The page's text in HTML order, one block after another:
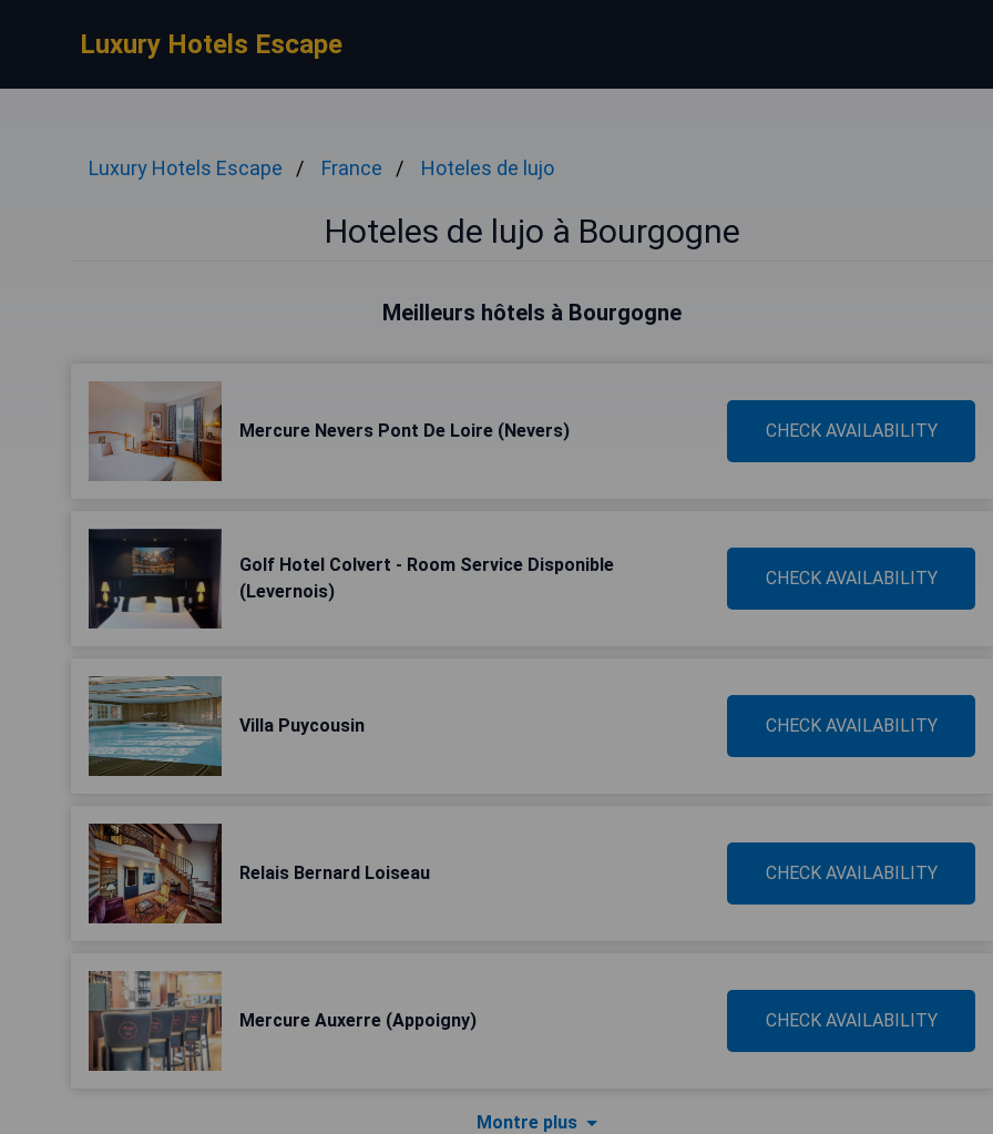
Luxury Hotels Escape
Luxury Hotels Escape France Hoteles de lujo
Hoteles de lujo à Bourgogne
Meilleurs hôtels à Bourgogne
Mercure Nevers Pont De Loire (Nevers) CHECK AVAILABILITY
Golf Hotel Colvert - Room Service Disponible
(Levernois)
CHECK AVAILABILITY
Villa Puycousin CHECK AVAILABILITY
Relais Bernard Loiseau CHECK AVAILABILITY
Mercure Auxerre (Appoigny) CHECK AVAILABILITY
Montre plus